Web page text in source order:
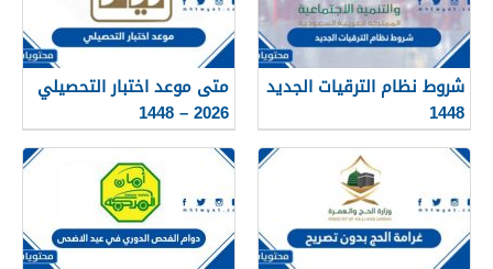
شروط نظام الترقيات الجديد
1448
متى موعد اختبار التحصيلي
2026 – 1448